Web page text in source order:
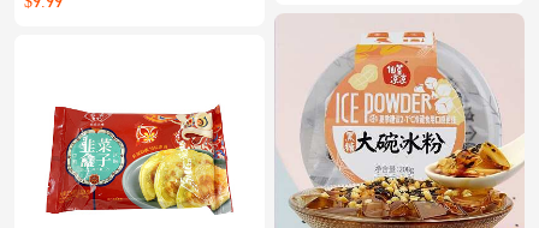
馋，亦可佐粥下饭或搭配小酒，零食